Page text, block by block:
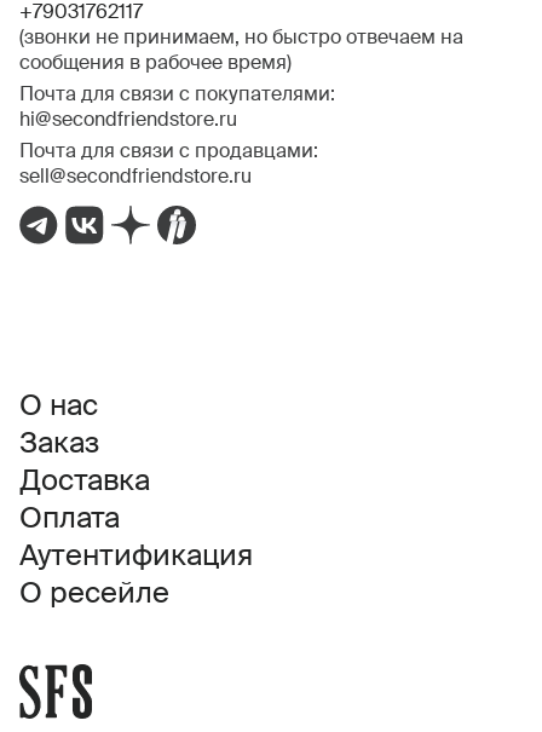
+79031762117
(звонки не принимаем, но быстро отвечаем на
сообщения в рабочее время)
Почта для связи с покупателями:
hi@secondfriendstore.ru
Почта для связи с продавцами:
sell@secondfriendstore.ru
О нас
Заказ
Доставка
Оплата
Аутентификация
О ресейле